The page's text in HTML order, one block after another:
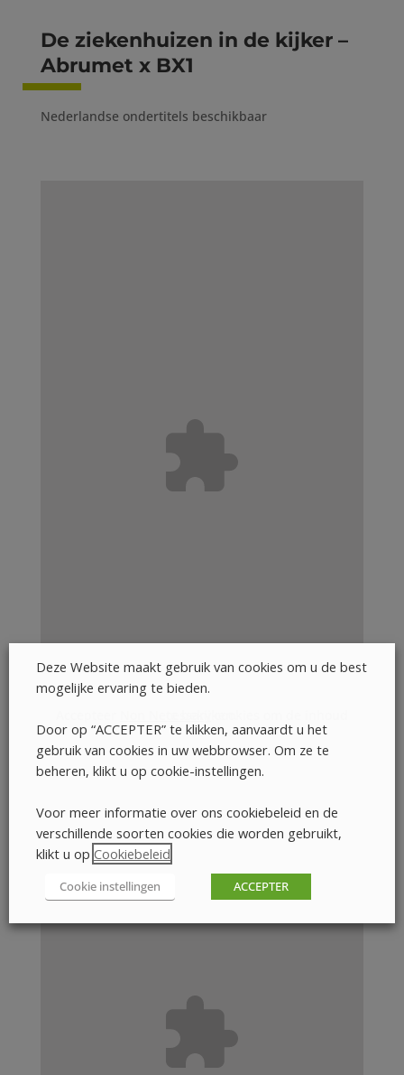
De ziekenhuizen in de kijker –
Abrumet x BX1
Nederlandse ondertitels beschikbaar
Deze Website maakt gebruik van cookies om u de best
mogelijke ervaring te bieden.
Door op “ACCEPTER” te klikken, aanvaardt u het
gebruik van cookies in uw webbrowser. Om ze te
beheren, klikt u op cookie-instellingen.
Voor meer informatie over ons cookiebeleid en de
verschillende soorten cookies die worden gebruikt,
klikt u op Cookiebeleid
Cookie instellingen ACCEPTER